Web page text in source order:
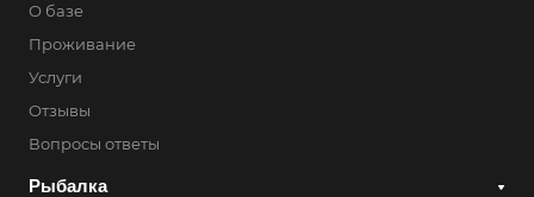
О базе
Проживание
Услуги
Отзывы
Вопросы ответы
Рыбалка